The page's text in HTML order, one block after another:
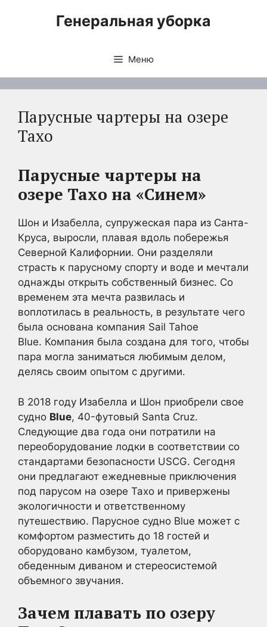
Генеральная уборка
Меню
Парусные чартеры на озере
Тахо
Парусные чартеры на
озере Тахо на «Синем»
Шон и Изабелла, супружеская пара из Санта-
Круса, выросли, плавая вдоль побережья
Северной Калифорнии. Они разделяли
страсть к парусному спорту и воде и мечтали
однажды открыть собственный бизнес. Со
временем эта мечта развилась и
воплотилась в реальность, в результате чего
была основана компания Sail Tahoe
Blue. Компания была создана для того, чтобы
пара могла заниматься любимым делом,
делясь своим опытом с другими.
В 2018 году Изабелла и Шон приобрели свое
судно Blue, 40-футовый Santa Cruz.
Следующие два года они потратили на
переоборудование лодки в соответствии со
стандартами безопасности USCG. Сегодня
они предлагают ежедневные приключения
под парусом на озере Тахо и привержены
экологичности и ответственному
путешествию. Парусное судно Blue может с
комфортом разместить до 18 гостей и
оборудовано камбузом, туалетом,
обеденным диваном и стереосистемой
объемного звучания.
Зачем плавать по озеру